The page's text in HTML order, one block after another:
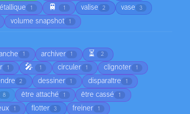
1 🚆 1 valise 2 vase 3
volume snapshot 1
1 archiver 1 ⏳ 2
1 🎤 1 circuler 1 clignoter 1
2 dessiner 1 disparaître 1
8 être attaché 1 être cassé 1
1 flotter 3 freiner 1